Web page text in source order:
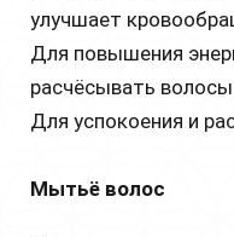
улучшает
Для повышения
расчёсывать волосы
Для успокоения и
Мытьё волос